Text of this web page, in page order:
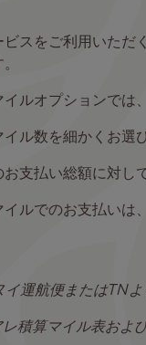
ビスをご利用いただ
ルオプションでは
イル数を細かくお選
お支払い総額に対し
イルでのお支払いは
イ運航便またはTN
積算マイル表およ